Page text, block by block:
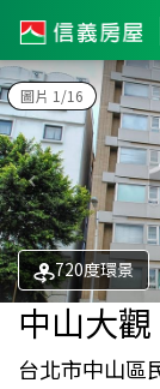
圖片 1/16
720度環景
中山大觀
台北市中山區